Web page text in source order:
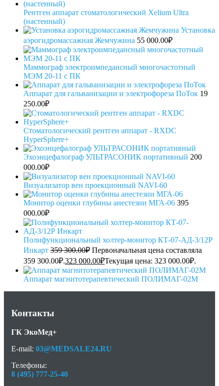
Рентген аппарат стоматологический Xelium Ultra
(настенный)
Установка
аэрогидромассажная Жемчужина 55 000.00₽
Mаммограф электроимпедансный многочастотный
МЭМ 20-11 с ПК
Аппарат для гальванизации и электрофореза ПоТок 19
250.00₽
Стоматологический рентген аппарат - RXDC
HyperSphere+
Эхоэнцефалограф УЛЬТРАСОНИК портативный 200
000.00₽
Визуализатор вен проекционный NAVI-60
Монитор оценки глубины анестезии МГА-06 395
000.00₽
Полифункциональный холтер-монитор КТ-07-АД-3/12Р
Инкарт 359 300.00₽ Первоначальная цена составляла
359 300.00₽.323 000.00₽Текущая цена: 323 000.00₽.
Аппарат магнитотерапевтический ПОЛИМАГ-02М
Контакты
ГК ЭкоМед+
E-mail: 03@MEDSALE24.RU
Телефоны:
8 (495) 777-25-40